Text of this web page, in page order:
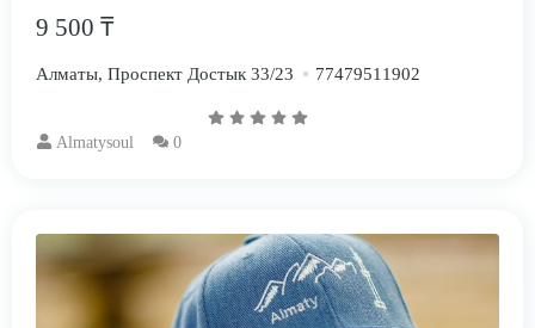
9 500 ₸
Алматы, Проспект Достык 33/23 77479511902
Almatysoul 0